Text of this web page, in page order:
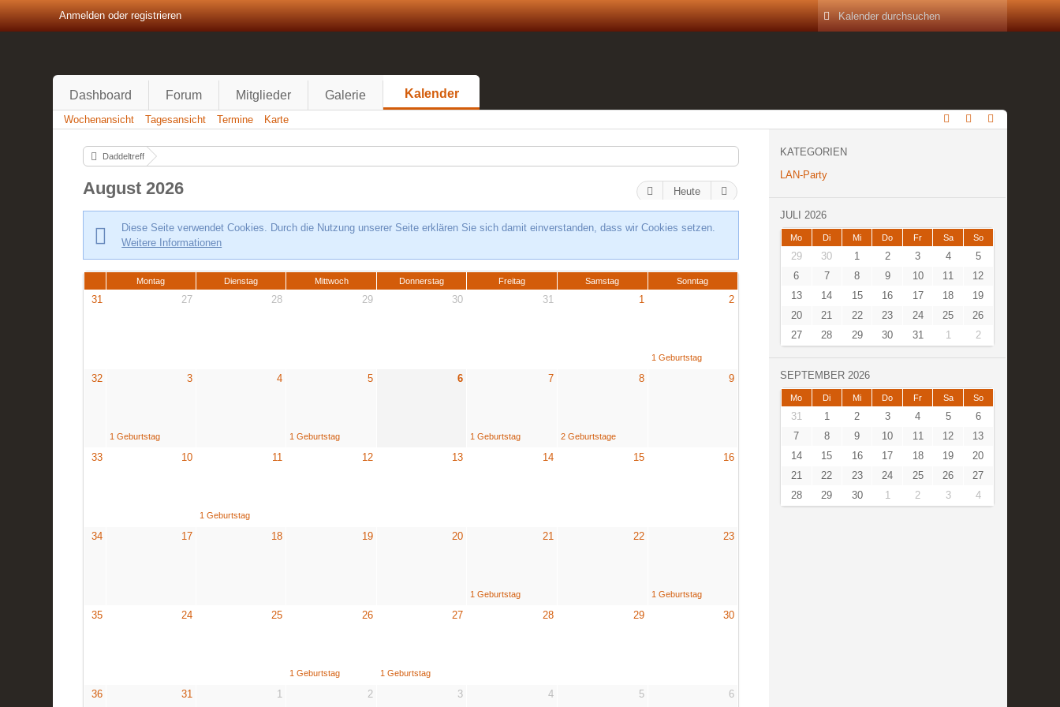
Anmelden oder registrieren
Dashboard Forum Mitglieder Galerie Kalender
Wochenansicht Tagesansicht Termine Karte
Daddeltreff
August 2026 Heute
Diese Seite verwendet Cookies. Durch die Nutzung unserer Seite erklären Sie sich damit einverstanden, dass wir Cookies setzen.
Weitere Informationen
Montag Dienstag Mittwoch Donnerstag Freitag Samstag Sonntag
31 27 28 29 30 31 1 2
1 Geburtstag
32 3
1 Geburtstag
4 5
1 Geburtstag
6 7
1 Geburtstag
8
2 Geburtstage
9
33 10 11
1 Geburtstag
12 13 14 15 16
34 17 18 19 20 21
1 Geburtstag
22 23
1 Geburtstag
35 24 25 26
1 Geburtstag
27
1 Geburtstag
28 29 30
36 31 1 2 3 4 5 6
KATEGORIEN
LAN-Party
JULI 2026
Mo Di Mi Do Fr Sa So
29 30 1 2 3 4
5
6
7 8 9 10 11
12
13
14 15 16 17 18
19
20
21 22 23 24 25
26
27
28 29 30 31 1 2
SEPTEMBER 2026
Mo Di Mi Do Fr Sa So
31 1 2 3 4 5
6
7
8 9 10 11 12
13
14
15 16 17 18 19
20
21
22 23 24 25 26
27
28
29 30 1 2 3 4